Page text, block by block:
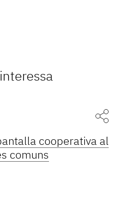
cooperativa al
comuns